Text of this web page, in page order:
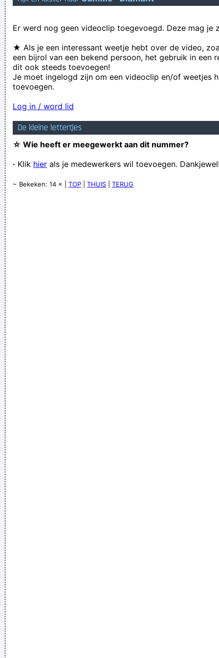
Geej se lèllike voel hod!
Er werd nog geen videoclip toegevoegd. Deze mag je
★ Als je een interessant weetje hebt over de video,
een bijrol van een bekend persoon, het gebruik in een
dit ook steeds toevoegen!
Je moet ingelogd zijn om een videoclip en/of weetjes
toevoegen.
Log in / word lid
De kleine lettertjes
☆ Wie heeft er meegewerkt aan dit nummer?
· Klik hier als je medewerkers wil toevoegen.
~ Bekeken: 14 × | TOP THUIS TERUG